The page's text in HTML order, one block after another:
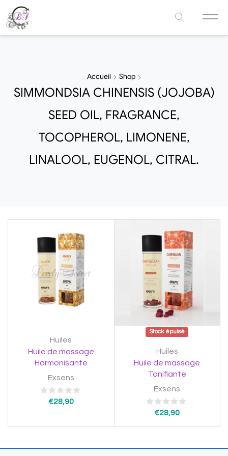
Accueil Shop
SIMMONDSIA CHINENSIS (JOJOBA)
SEED OIL, FRAGRANCE,
TOCOPHEROL, LIMONENE,
LINALOOL, EUGENOL, CITRAL.
Huiles
Huile de massage
Harmonisante
Exsens
€28,90
Stock épuisé
Huiles
Huile de massage
Tonifiante
Exsens
€28,90